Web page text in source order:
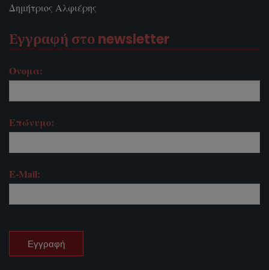
Δημήτριος Αλφιέρης
Εγγραφή στο newsletter
Όνομα:
Επώνυμο:
E-Mail: